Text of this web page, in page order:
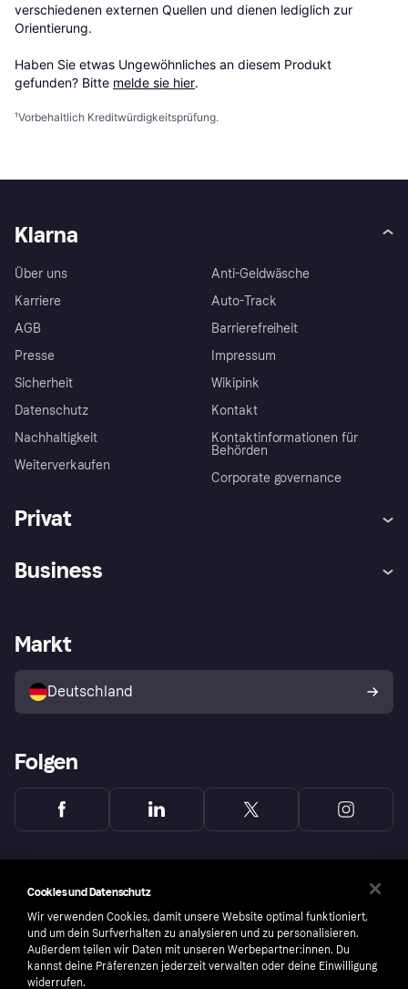
verschiedenen externen Quellen und dienen lediglich zur
Orientierung.
Haben Sie etwas Ungewöhnliches an diesem Produkt
gefunden? Bitte melde sie hier.
¹Vorbehaltlich Kreditwürdigkeitsprüfung.
Klarna
Über uns
Karriere
AGB
Presse
Sicherheit
Datenschutz
Nachhaltigkeit
Weiterverkaufen
Anti-Geldwäsche
Auto-Track
Barrierefreiheit
Impressum
Wikipink
Kontakt
Kontaktinformationen für
Behörden
Corporate governance
Privat
Klarna App
Shops entdecken
Käuferschutzrichtlinie
Dein Widerrufsrecht
Business
Händlerportal
Markt
Deutschland
Folgen
Cookies und Datenschutz
Wir verwenden Cookies, damit unsere Website optimal funktioniert,
und um dein Surfverhalten zu analysieren und zu personalisieren.
Außerdem teilen wir Daten mit unseren Werbepartner:innen. Du
kannst deine Präferenzen jederzeit verwalten oder deine Einwilligung
widerrufen.